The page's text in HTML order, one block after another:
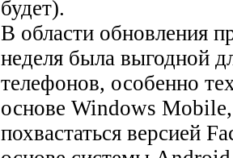
будет).
В области обновления
неделя была выгодной
телефонов, особенно
основе Windows
похвастаться версией